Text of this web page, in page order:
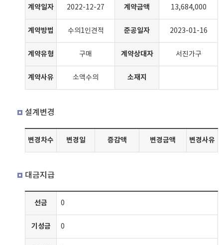
계약일자 2022-12-27 계약금액 13,684,000
계약방법 수의1인견적 준공일자 2023-01-16
계약유형 구매 계약상대자 서진가구
계약사유 소액수의 소재지
설계변경
변경차수 변경일 증감액 변경금액 변경사유
대금지급
선금 0
기성금 0